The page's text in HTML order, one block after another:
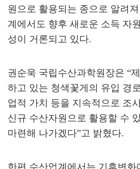
원으로 활용되는 종으로 알려
계에서도 향후 새로운 소득 자
성이 거론되고 있다.
권순욱 국립수산과학원장은 “
하고 있는 청색꽃게의 유입 경
업적 가치 등을 지속적으로 조
신규 수산자원으로 활용할 수
마련해 나가겠다”고 밝혔다.
한편 수산업계에서는 기후변화